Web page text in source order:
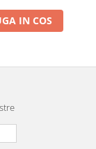
IN COS